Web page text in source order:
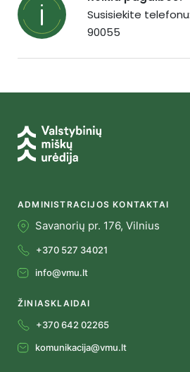
Susisiekite
90055
ADMINISTRACIJOS KONTAKTAI
Savanorių pr. 176, Vilnius
+370 527 34021
info@vmu.lt
ŽINIASKLAIDAI
+370 642 02265
komunikacija@vmu.lt